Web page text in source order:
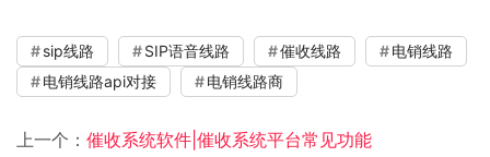
sip线路 SIP语音线路 催收线路
电销线路
电销线路api对接
电销线路商
上一个： 催收系统软件|催收系统平台常见功能